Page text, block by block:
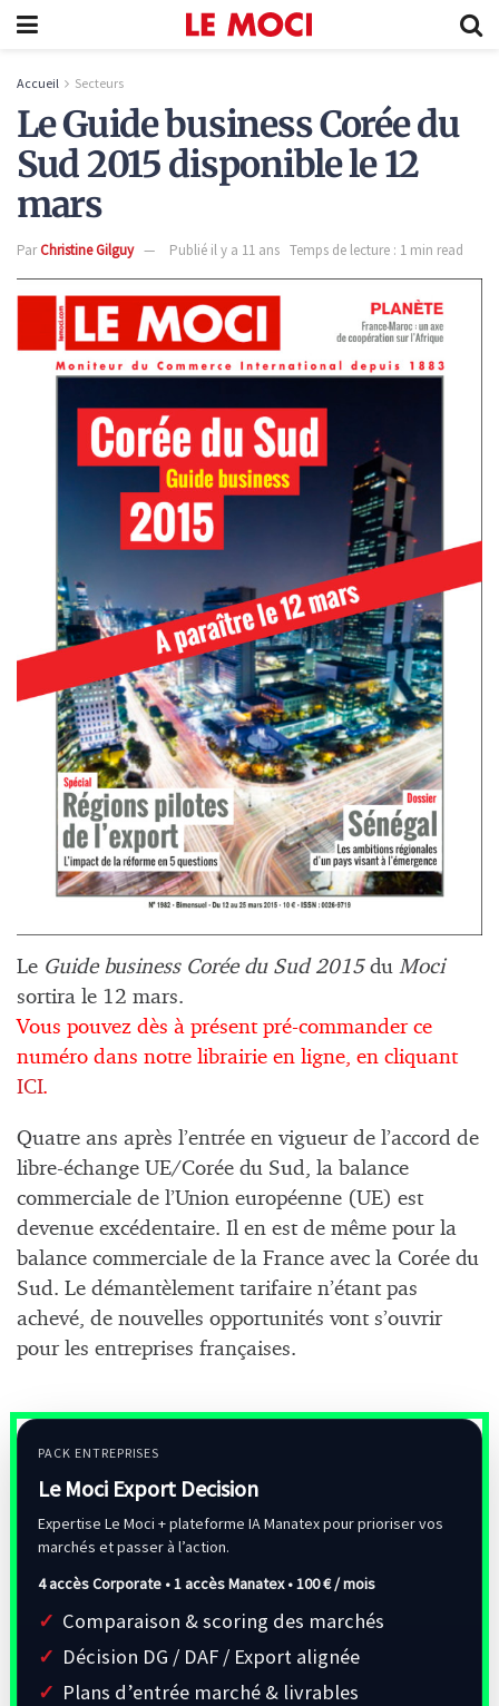
Accueil Secteurs
Le Guide business Corée du
Sud 2015 disponible le 12
mars
ParChristine Gilguy Publié il y a 11 ans Temps de lecture : 1 min read
Le Guide business Corée du Sud 2015 du Moci
sortira le 12 mars.
Vous pouvez dès à présent pré-commander ce
numéro dans notre librairie en ligne, en cliquant
ICI.
Quatre ans après l’entrée en vigueur de l’accord de
libre-échange UE/Corée du Sud, la balance
commerciale de l’Union européenne (UE) est
devenue excédentaire. Il en est de même pour la
balance commerciale de la France avec la Corée du
Sud. Le démantèlement tarifaire n’étant pas
achevé, de nouvelles opportunités vont s’ouvrir
pour les entreprises françaises.
PACK ENTREPRISES
Le Moci Export Decision
Expertise Le Moci + plateforme IA Manatex pour prioriser vos
marchés et passer à l’action.
4 accès Corporate • 1 accès Manatex •100 € / mois
Comparaison & scoring des marchés
Décision DG / DAF / Export alignée
Plans d’entrée marché & livrables